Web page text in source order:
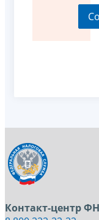
Контакт-центр